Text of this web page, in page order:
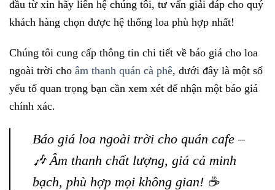
đầu từ xin hãy liên hệ chúng tôi, tư vấn giải đáp cho quý
khách hàng chọn được hệ thống loa phù hợp nhất!
Chúng tôi cung cấp thông tin chi tiết về báo giá cho loa
ngoài trời cho âm thanh quán cà phê, dưới đây là một số
yếu tố quan trọng bạn cần xem xét để nhận một báo giá
chính xác.
Báo giá loa ngoài trời cho quán cafe –
🎶 Âm thanh chất lượng, giá cả minh
bạch, phù hợp mọi không gian! ☕